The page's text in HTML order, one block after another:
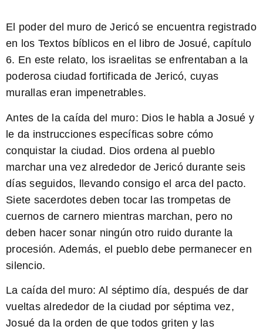
El poder del muro de Jericó se encuentra registrado
en los Textos bíblicos en el libro de Josué, capítulo
6. En este relato, los israelitas se enfrentaban a la
poderosa ciudad fortificada de Jericó, cuyas
murallas eran impenetrables.
Antes de la caída del muro: Dios le habla a Josué y
le da instrucciones específicas sobre cómo
conquistar la ciudad. Dios ordena al pueblo
marchar una vez alrededor de Jericó durante seis
días seguidos, llevando consigo el arca del pacto.
Siete sacerdotes deben tocar las trompetas de
cuernos de carnero mientras marchan, pero no
deben hacer sonar ningún otro ruido durante la
procesión. Además, el pueblo debe permanecer en
silencio.
La caída del muro: Al séptimo día, después de dar
vueltas alrededor de la ciudad por séptima vez,
Josué da la orden de que todos griten y las